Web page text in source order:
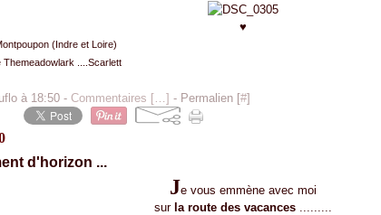
♥
(Indre et Loire)
Themeadowlark ....Scarlett
à 18:50 - Commentaires […] - Permalien [#]
d'horizon ...
Je vous emmène avec moi
sur la route des vacances .........